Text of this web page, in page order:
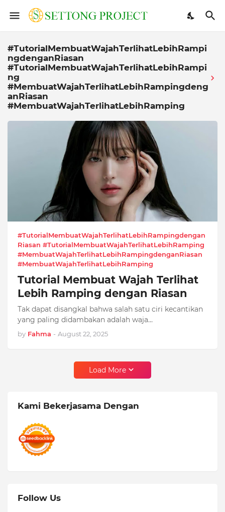
#TutorialMembuatWajahTerlihatLebihRampi
ngdenganRiasan
#TutorialMembuatWajahTerlihatLebihRampi
ng
#MembuatWajahTerlihatLebihRampingdeng
anRiasan
#MembuatWajahTerlihatLebihRamping
#TutorialMembuatWajahTerlihatLebihRampingdengan
Riasan #TutorialMembuatWajahTerlihatLebihRamping
#MembuatWajahTerlihatLebihRampingdenganRiasan
#MembuatWajahTerlihatLebihRamping
Tutorial Membuat Wajah Terlihat
Lebih Ramping dengan Riasan
Tak dapat disangkal bahwa salah satu ciri kecantikan
yang paling didambakan adalah waja…
by Fahma - August 22, 2025
Load More
Kami Bekerjasama Dengan
Follow Us